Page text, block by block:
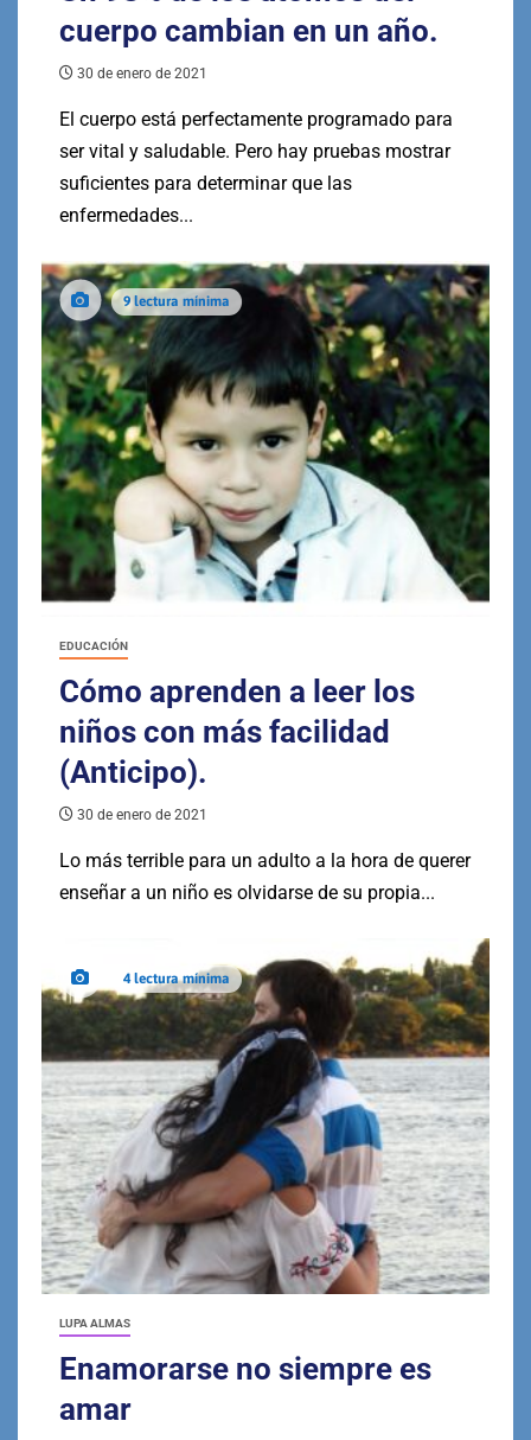
cuerpo cambian en un año.
30 de enero de 2021
El cuerpo está perfectamente programado para
ser vital y saludable. Pero hay pruebas mostrar
suficientes para determinar que las
enfermedades...
9 lectura mínima
EDUCACIÓN
Cómo aprenden a leer los
niños con más facilidad
(Anticipo).
30 de enero de 2021
Lo más terrible para un adulto a la hora de querer
enseñar a un niño es olvidarse de su propia...
4 lectura mínima
LUPA ALMAS
Enamorarse no siempre es
amar